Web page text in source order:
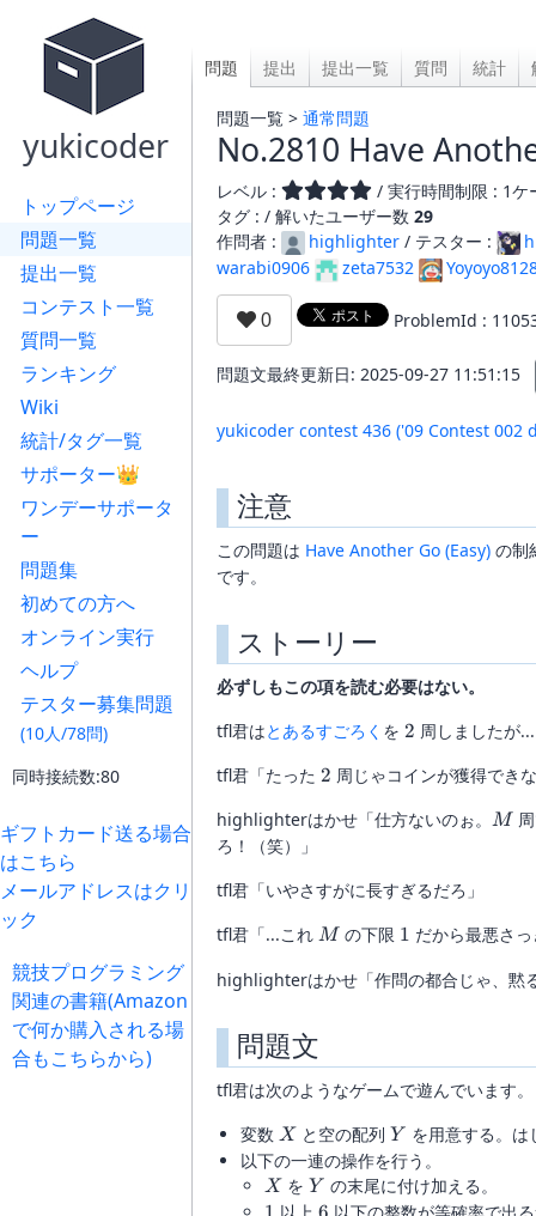
yukicoder
トップページ
問題一覧
提出一覧
コンテスト一覧
質問一覧
ランキング
Wiki
統計/タグ一覧
サポーター👑
ワンデーサポータ
ー
問題集
初めての方へ
オンライン実行
ヘルプ
テスター募集問題
(10人/78問)
同時接続数:80
ギフトカード送る場合
はこちら
メールアドレスはクリ
ック
競技プログラミング
関連の書籍(Amazon
で何か購入される場
合もこちらから)
問題 提出 提出一覧 質問 統計
問題一覧 > 通常問題
No.2810 Have
レベル :
/ 実行時間制限 : 1
タグ : / 解いたユーザー数 29
作問者 :
highlighter / テスター :
warabi0906
zeta7532
ProblemId :
問題文最終更新日: 2025-09-27 11:51:15
yukicoder contest 436 ('09 Contest 002
注意
この問題は Have Another Go (Easy) の制
です。
ストーリー
必ずしもこの項を読む必要はない。
tfl君はとあるすごろく を 2
2 周しましたが...
tfl君「たった 2
2 周じゃコインが獲得でき
highlighterはかせ「仕方ないのぉ。
M
M周
ろ！（笑）」
tfl君「いやさすがに長すぎるだろ」
tfl君「...これ M
Mの下限 1
1 だから最悪さ
highlighterはかせ「作問の都合じゃ、黙
問題文
tfl君は次のようなゲームで遊んでいます。
変数 X
X と空の配列Y
Y を用意する。
以下の一連の操作を行う。
X
X をY
Y の末尾に付け加える。
1 以上 6 以下の整数が等確率で出